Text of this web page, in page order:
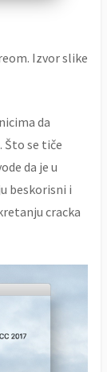
Izvor slike
da
Što se tiče
da je u
beskorisni i
cracka